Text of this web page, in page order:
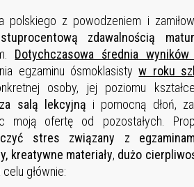
z powodzeniem i
stuprocentową zdawalnością
Dotychczasowa średnia
egzaminu ósmoklasistyw roku
osoby, jej poziomu
salą lekcyjną i pomocną dłoń,
moją ofertę od pozostałych.
stres związany z
kreatywne materiały, dużo
głównie: